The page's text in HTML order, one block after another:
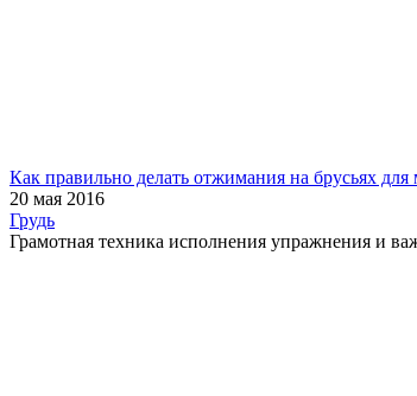
Как правильно делать отжимания на брусьях
20 мая 2016
Грудь
Грамотная техника исполнения упражнения и